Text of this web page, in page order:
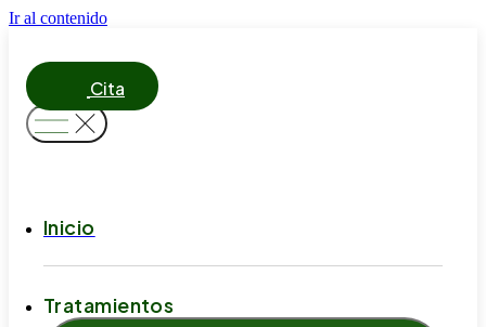
Ir al contenido
Cita
Inicio
Tratamientos